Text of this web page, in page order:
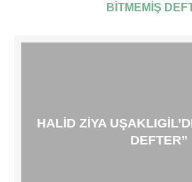
BITMEMIŞ
HALID ZIYA
DEFTER”